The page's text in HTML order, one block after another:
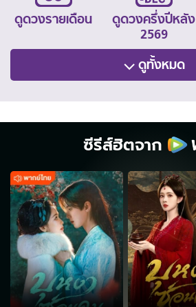
ดูดวงรายเดือน
ดูดวงครึ่งปีหลัง
2569
ดูทั้งหมด
ซีรีส์ฮิตจาก